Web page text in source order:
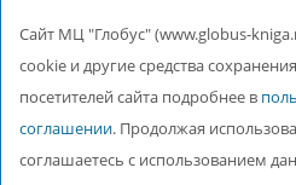
2026 © ООО
Cайт МЦ "Глобус" (www.globus-
cookie и другие средства
посетителей сайта подробнее в
соглашении. Продолжая
соглашаетесь с использованием